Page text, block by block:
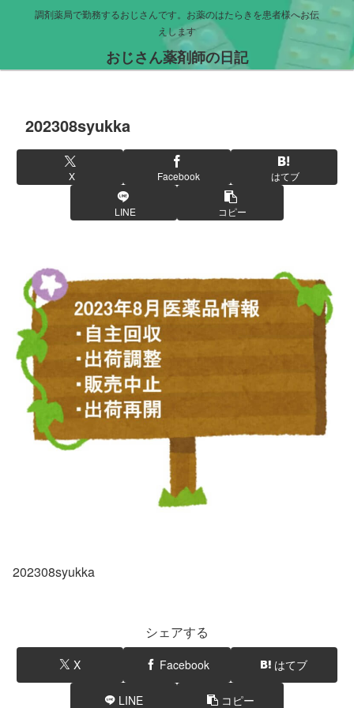
調剤薬局で勤務するおじさんです。お薬のはたらきを患者様へお伝
えします
おじさん薬剤師の日記
202308syukka
X Facebook はてブ
LINE コピー
202308syukka
シェアする
X Facebook はてブ
LINE コピー